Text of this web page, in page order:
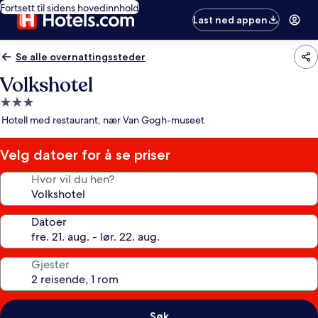
Fortsett til sidens hovedinnhold
Last ned appen
Se alle overnattingssteder
Volkshotel
Overnattingssted
med
stjerner
Hotell med restaurant, nær Van Gogh-museet
Velg datoer for å se priser
Hvor vil du hen?
Datoer
Gjester